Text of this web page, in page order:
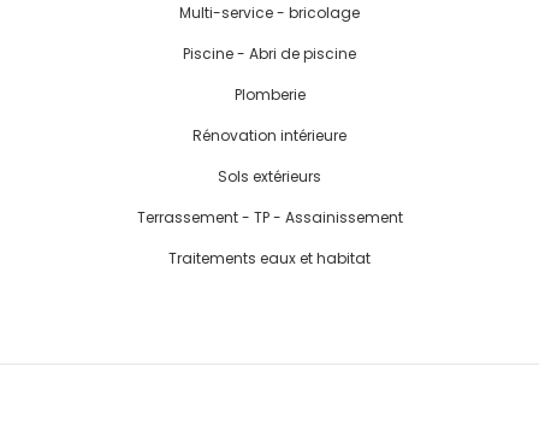
Multi-service - bricolage
Piscine - Abri de piscine
Plomberie
Rénovation intérieure
Sols extérieurs
Terrassement - TP - Assainissement
Traitements eaux et habitat